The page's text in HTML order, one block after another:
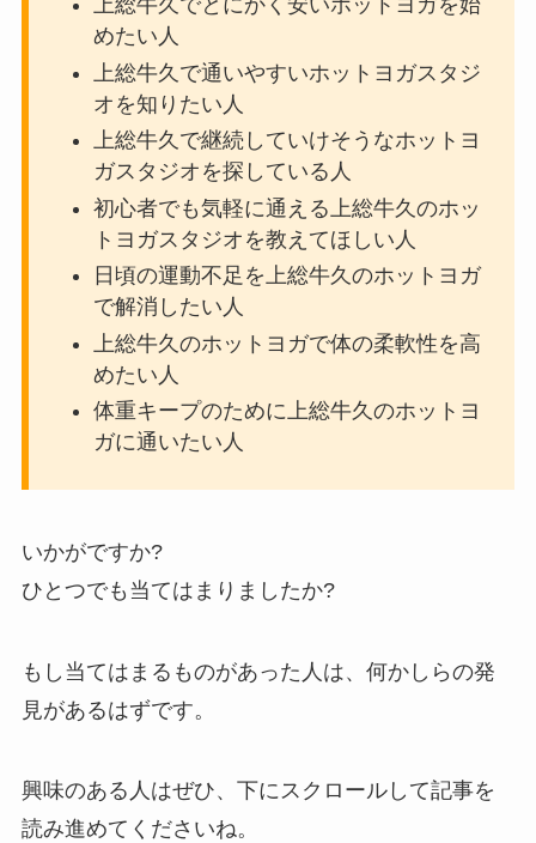
上総牛久でとにかく安いホットヨガを始
めたい人
上総牛久で通いやすいホットヨガスタジ
オを知りたい人
上総牛久で継続していけそうなホットヨ
ガスタジオを探している人
初心者でも気軽に通える上総牛久のホッ
トヨガスタジオを教えてほしい人
日頃の運動不足を上総牛久のホットヨガ
で解消したい人
上総牛久のホットヨガで体の柔軟性を高
めたい人
体重キープのために上総牛久のホットヨ
ガに通いたい人
いかがですか?
ひとつでも当てはまりましたか?
もし当てはまるものがあった人は、何かしらの発
見があるはずです。
興味のある人はぜひ、下にスクロールして記事を
読み進めてくださいね。